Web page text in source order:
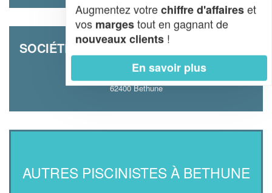
SOCIÉTÉ EFE RENOV CONSTRUCTIONS
(SARL)
4 Avenue De Bruxelles
62400 Bethune
AUTRES PISCINISTES À BETHUNE
Augmentez votrechiffre d'affaireset
vos margestout en gagnant de
nouveaux clients !
En savoir plus